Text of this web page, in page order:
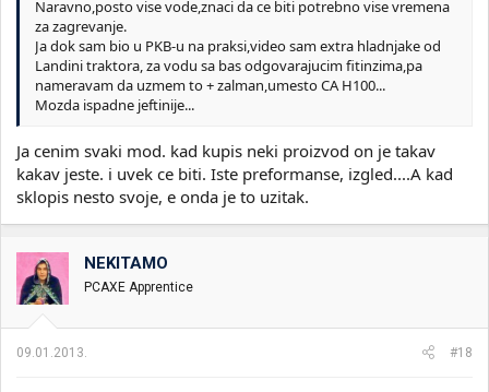
Naravno,posto vise vode,znaci da ce biti potrebno vise vremena
za zagrevanje.
Ja dok sam bio u PKB-u na praksi,video sam extra hladnjake od
Landini traktora, za vodu sa bas odgovarajucim fitinzima,pa
nameravam da uzmem to + zalman,umesto CA H100...
Mozda ispadne jeftinije...
Ja cenim svaki mod. kad kupis neki proizvod on je takav
kakav jeste. i uvek ce biti. Iste preformanse, izgled....A kad
sklopis nesto svoje, e onda je to uzitak.
NEKITAMO
PCAXE Apprentice
09.01.2013. #18